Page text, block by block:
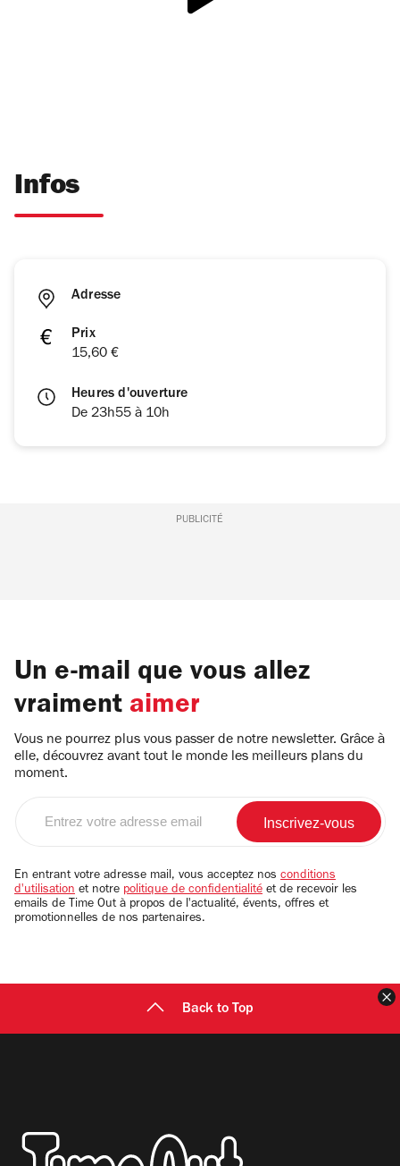
Infos
Adresse
Prix
15,60 €
Heures d'ouverture
De 23h55 à 10h
PUBLICITÉ
Un e-mail que vous allez
vraiment aimer
Vous ne pourrez plus vous passer de notre newsletter. Grâce à
elle, découvrez avant tout le monde les meilleurs plans du
moment.
email
En entrant votre adresse mail, vous acceptez nos conditions
d'utilisation et notre politique de confidentialité et de recevoir les
emails de Time Out à propos de l'actualité, évents, offres et
promotionnelles de nos partenaires.
Back to Top